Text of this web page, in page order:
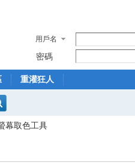
用戶名
密碼
重灌狂人
幕取色工具